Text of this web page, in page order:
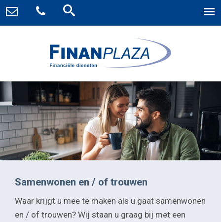
Samenwonen en / of trouwen
Waar krijgt u mee te maken als u gaat samenwonen
en / of trouwen? Wij staan u graag bij met een